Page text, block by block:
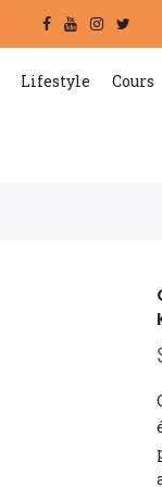
Lifestyle Cours